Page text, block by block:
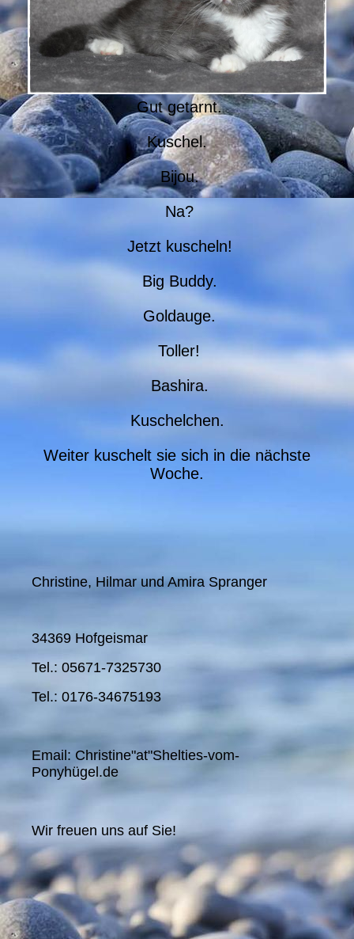
Gut getarnt.
Kuschel.
Bijou.
Na?
Jetzt kuscheln!
Big Buddy.
Goldauge.
Toller!
Bashira.
Kuschelchen.
Weiter kuschelt sie sich in die nächste
Woche.
Christine, Hilmar und Amira Spranger
34369 Hofgeismar
Tel.: 05671-7325730
Tel.: 0176-34675193
Email: Christine"at"Shelties-vom-
Ponyhügel.de
Wir freuen uns auf Sie!